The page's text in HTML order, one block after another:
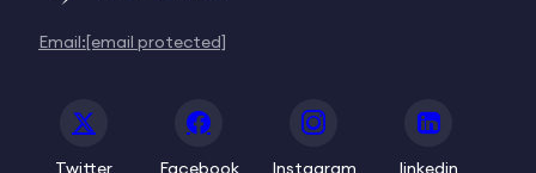
Email:[email protected]
Twitter Facebook Instagram linkedin